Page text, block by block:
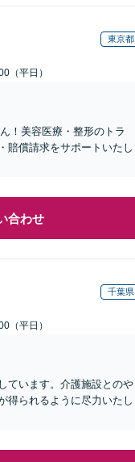
東京都
（平日）
！美容医療・整形のトラ
賠償請求をサポートいたし
合わせ
千葉県
（平日）
ています。介護施設とのや
得られるように尽力いたし